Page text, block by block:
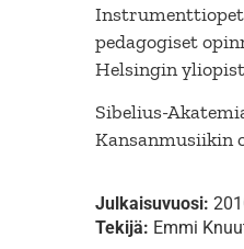
pedagogiset
Helsingin
Sibelius-
Kansanmusiikin
Julkaisuvuosi:
Tekijä: Emmi